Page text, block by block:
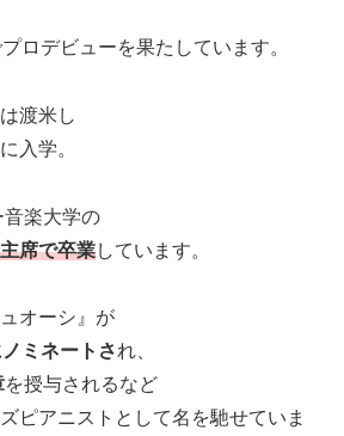
ロデビューを果たしています。
渡米し
に入学。
楽大学の
主席で卒業しています。
オーシ』が
ミネートされ、
を授与されるなど
ピアニストとして名を馳せていま